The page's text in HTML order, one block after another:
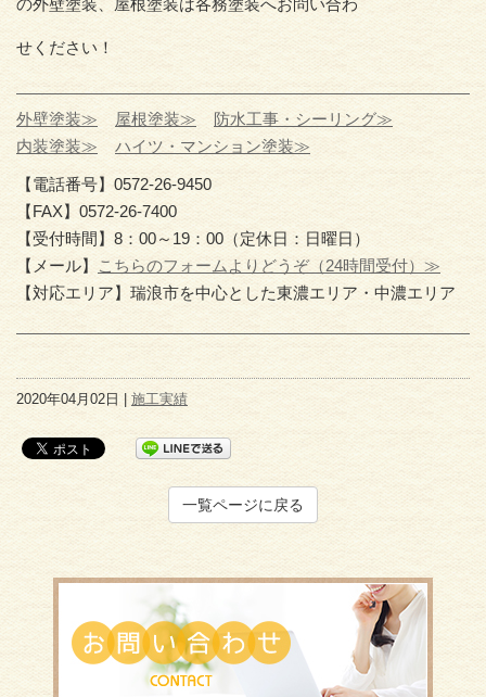
の外壁塗装、屋根塗装は各務塗装へお問い合わ
せください！
外壁塗装≫ 屋根塗装≫
防水工事・シーリング≫
内装塗装≫
ハイツ・マンション塗装≫
【電話番号】0572-26-9450
【FAX】0572-26-7400
【受付時間】8：00～19：00（定休日：日曜日）
【メール】
こちらのフォームよりどうぞ（24時間受付）≫
【対応エリア】瑞浪市を中心とした東濃エリア・中濃エリア
2020年04月02日 | 施工実績
一覧ページに戻る